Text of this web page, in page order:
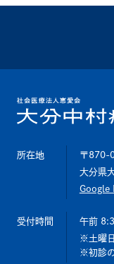
所在地
〒870-
大分県
Google
受付時間 午前
土曜
初診